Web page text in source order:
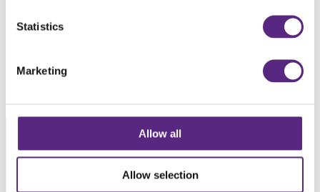
Statistics
Marketing
Allow all
Allow selection
Categorie